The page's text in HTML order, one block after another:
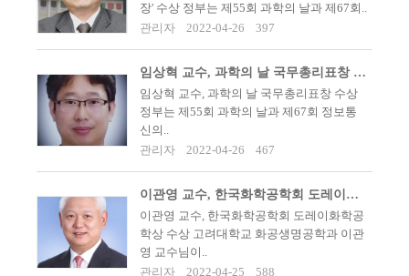
장' 수상 정부는 제55회 과학의 날과 제67회..
관리자
2022-04-26 397
임상혁 교수, 과학의 날 국무총리표창 수상
임상혁 교수, 과학의 날 국무총리표창 수상
정부는 제55회 과학의 날과 제67회 정보통
신의..
관리자
2022-04-26 467
이관영 교수, 한국화학공학회 도레이화학공학상 수상
이관영 교수, 한국화학공학회 도레이화학공
학상 수상 고려대학교 화공생명공학과 이관
영 교수님이..
관리자
2022-04-25 588